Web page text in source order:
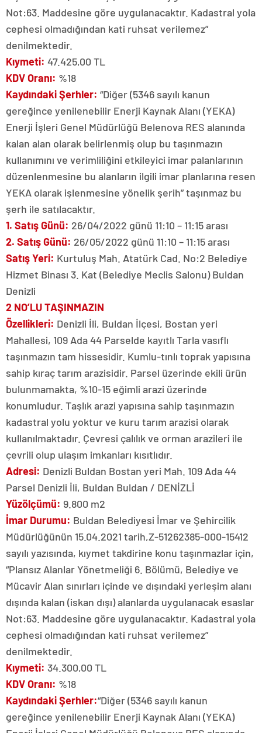
Not:63. Maddesine göre uygulanacaktır. Kadastral yola
cephesi olmadığından kati ruhsat verilemez”
denilmektedir.
Kıymeti: 47.425,00 TL
KDV Oranı: %18
Kaydındaki Şerhler: “Diğer (5346 sayılı kanun
gereğince yenilenebilir Enerji Kaynak Alanı (YEKA)
Enerji İşleri Genel Müdürlüğü Belenova RES alanında
kalan alan olarak belirlenmiş olup bu taşınmazın
kullanımını ve verimliliğini etkileyici imar palanlarının
düzenlenmesine bu alanların ilgili imar planlarına resen
YEKA olarak işlenmesine yönelik şerih” taşınmaz bu
şerh ile satılacaktır.
1. Satış Günü: 26/04/2022 günü 11:10 – 11:15 arası
2. Satış Günü: 26/05/2022 günü 11:10 – 11:15 arası
Satış Yeri: Kurtuluş Mah. Atatürk Cad. No:2 Belediye
Hizmet Binası 3. Kat (Belediye Meclis Salonu) Buldan
Denizli
2 NO’LU TAŞINMAZIN
Özellikleri: Denizli İli, Buldan İlçesi, Bostan yeri
Mahallesi, 109 Ada 44 Parselde kayıtlı Tarla vasıflı
taşınmazın tam hissesidir. Kumlu-tınlı toprak yapısına
sahip kıraç tarım arazisidir. Parsel üzerinde ekili ürün
bulunmamakta, %10-15 eğimli arazi üzerinde
konumludur. Taşlık arazi yapısına sahip taşınmazın
kadastral yolu yoktur ve kuru tarım arazisi olarak
kullanılmaktadır. Çevresi çalılık ve orman arazileri ile
çevrili olup ulaşım imkanları kısıtlıdır.
Adresi: Denizli Buldan Bostan yeri Mah. 109 Ada 44
Parsel Denizli İli, Buldan Buldan / DENİZLİ
Yüzölçümü: 9.800 m2
İmar Durumu: Buldan Belediyesi İmar ve Şehircilik
Müdürlüğünün 15.04.2021 tarih,Z-51262385-000-15412
sayılı yazısında, kıymet takdirine konu taşınmazlar için,
“Plansız Alanlar Yönetmeliği 6. Bölümü, Belediye ve
Mücavir Alan sınırları içinde ve dışındaki yerleşim alanı
dışında kalan (iskan dışı) alanlarda uygulanacak esaslar
Not:63. Maddesine göre uygulanacaktır. Kadastral yola
cephesi olmadığından kati ruhsat verilemez”
denilmektedir.
Kıymeti: 34.300,00 TL
KDV Oranı: %18
Kaydındaki Şerhler:“Diğer (5346 sayılı kanun
gereğince yenilenebilir Enerji Kaynak Alanı (YEKA)